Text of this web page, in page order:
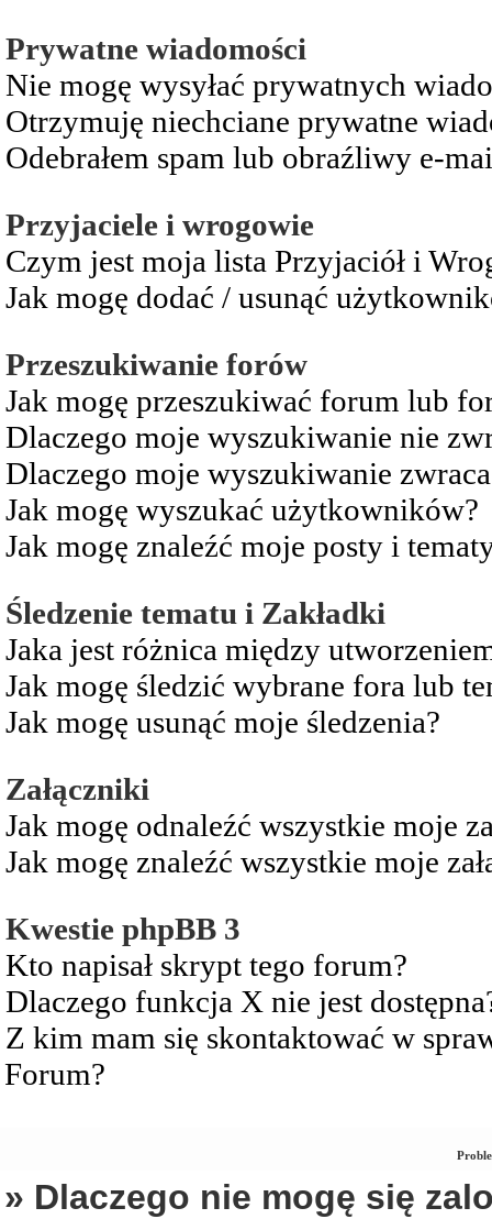
Prywatne wiadomości
Nie mogę wysyłać prywatnych
Otrzymuję niechciane prywatne
Odebrałem spam lub obraźliwy e-
Przyjaciele i wrogowie
Czym jest moja lista Przyjaciół i
Jak mogę dodać / usunąć
Przeszukiwanie forów
Jak mogę przeszukiwać forum lub
Dlaczego moje wyszukiwanie nie
Dlaczego moje wyszukiwanie
Jak mogę wyszukać użytkowników?
Jak mogę znaleźć moje posty i
Śledzenie tematu i Zakładki
Jaka jest różnica między
Jak mogę śledzić wybrane fora lub
Jak mogę usunąć moje śledzenia?
Załączniki
Jak mogę odnaleźć wszystkie moje
Jak mogę znaleźć wszystkie moje
Kwestie phpBB 3
Kto napisał skrypt tego forum?
Dlaczego funkcja X nie jest
Z kim mam się skontaktować w
Forum?
» Dlaczego nie mogę się